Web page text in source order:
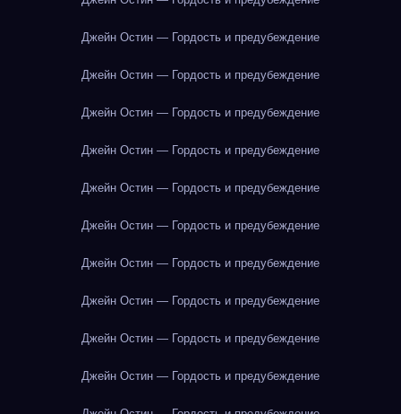
Джейн Остин — Гордость и предубеждение
Джейн Остин — Гордость и предубеждение
Джейн Остин — Гордость и предубеждение
Джейн Остин — Гордость и предубеждение
Джейн Остин — Гордость и предубеждение
Джейн Остин — Гордость и предубеждение
Джейн Остин — Гордость и предубеждение
Джейн Остин — Гордость и предубеждение
Джейн Остин — Гордость и предубеждение
Джейн Остин — Гордость и предубеждение